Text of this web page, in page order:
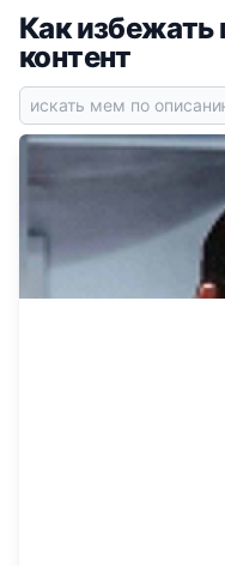
Как избежать
контент